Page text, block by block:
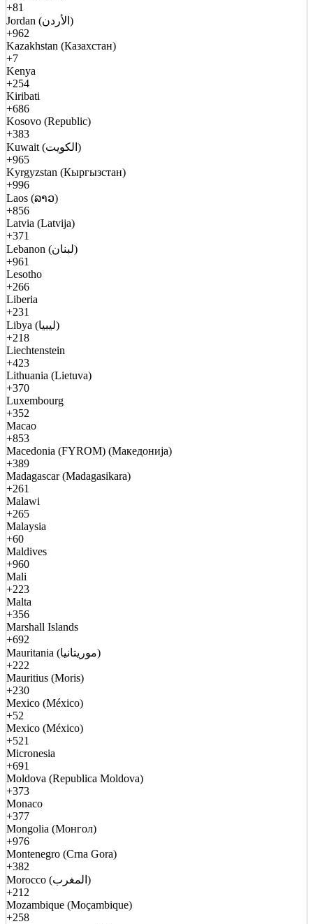
+81
Jordan (الأردن)
+962
Kazakhstan (Казахстан)
+7
Kenya
+254
Kiribati
+686
Kosovo (Republic)
+383
Kuwait (الكويت)
+965
Kyrgyzstan (Кыргызстан)
+996
Laos (ລາວ)
+856
Latvia (Latvija)
+371
Lebanon (لبنان)
+961
Lesotho
+266
Liberia
+231
Libya (ليبيا)
+218
Liechtenstein
+423
Lithuania (Lietuva)
+370
Luxembourg
+352
Macao
+853
Macedonia (FYROM) (Македонија)
+389
Madagascar (Madagasikara)
+261
Malawi
+265
Malaysia
+60
Maldives
+960
Mali
+223
Malta
+356
Marshall Islands
+692
Mauritania (موريتانيا)
+222
Mauritius (Moris)
+230
Mexico (México)
+52
Mexico (México)
+521
Micronesia
+691
Moldova (Republica Moldova)
+373
Monaco
+377
Mongolia (Монгол)
+976
Montenegro (Crna Gora)
+382
Morocco (المغرب)
+212
Mozambique (Moçambique)
+258